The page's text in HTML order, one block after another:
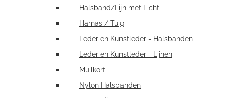
Halsband/Lijn met Licht
Harnas / Tuig
Leder en Kunstleder - Halsbanden
Leder en Kunstleder - Lijnen
Muilkorf
Nylon Halsbanden